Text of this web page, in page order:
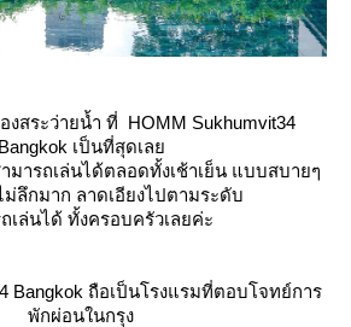
งสระว่ายน้ำ ที่ HOMM Sukhumvit34
Bangkok เป็นที่สุดเล
มารถเล่นได้ตลอดทั้งเช้าเย็น แบบสบายๆ
ลึกมาก ลาดเอียงไปตามระดับ
เล่นได้ ทั้งครอบครัวเลยค่ะ
Bangkok ถือเป็นโรงแรมที่ตอบโจทย์การ
พักผ่อนในกรุง